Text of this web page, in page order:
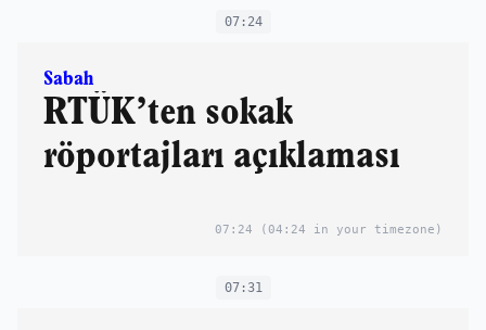
07:24
Sabah
RTÜK’ten sokak
röportajları açıklaması
07:24 (04:24 in your timezone)
07:31